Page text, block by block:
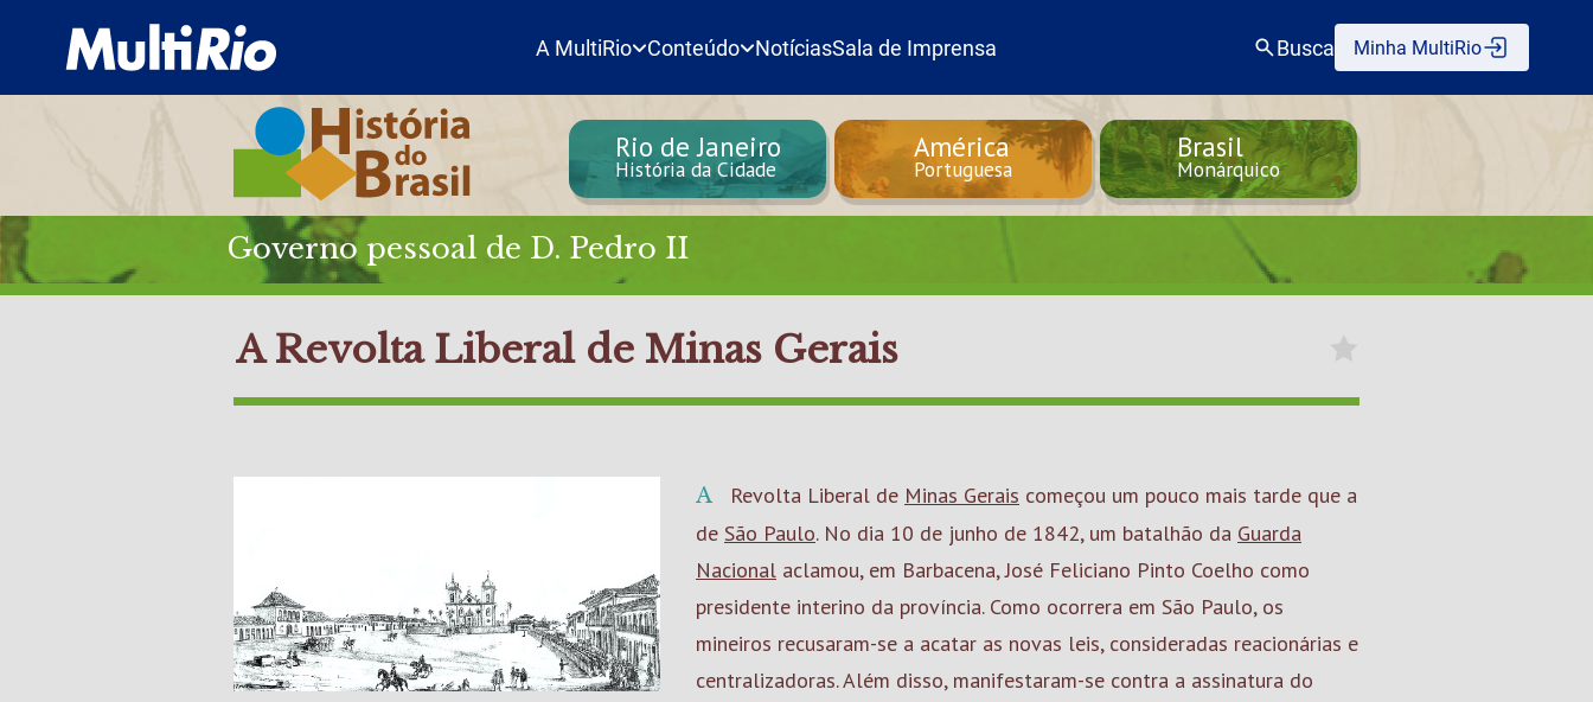
A MultiRio Conteúdo NotíciasSala de Imprensa Busca Minha MultiRio
Rio de Janeiro
História da Cidade
América
Portuguesa
Brasil
Monárquico
Governo pessoal de D. Pedro II
A Revolta Liberal de Minas Gerais
A Revolta Liberal de Minas Gerais começou um pouco mais tarde que a
de São Paulo. No dia 10 de junho de 1842, um batalhão da Guarda
Nacional aclamou, em Barbacena, José Feliciano Pinto Coelho como
presidente interino da província. Como ocorrera em São Paulo, os
mineiros recusaram-se a acatar as novas leis, consideradas reacionárias e
centralizadoras. Além disso, manifestaram-se contra a assinatura do